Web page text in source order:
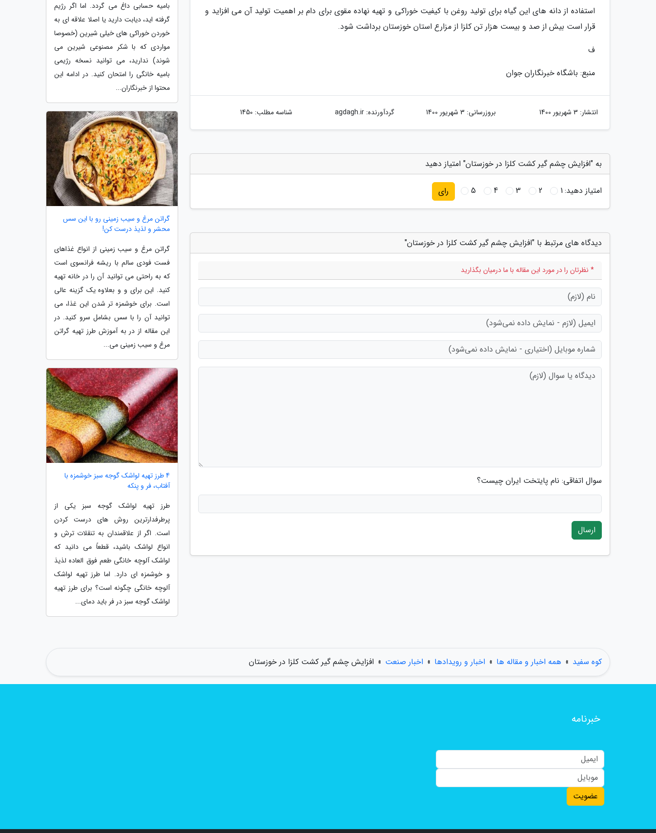
استفاده از دانه های این گیاه برای تولید روغن با کیفیت خوراکی و تهیه نهاده مقوی برای دام بر اهمیت تولید آن می افزاید و
قرار است بیش از صد و بیست هزار تن کلزا از مزارع استان خوزستان برداشت شود.
ف
منبع: باشگاه خبرنگاران جوان
انتشار: 3 شهریور 1400 بروزرسانی: 3 شهریور 1400 گردآورنده:agdagh.ir شناسه مطلب: 1450
به "افزایش چشم گیر کشت کلزا در خوزستان" امتیاز دهید
امتیاز دهید:1
2
3
4
5 رای
دیدگاه های مرتبط با "افزایش چشم گیر کشت کلزا در خوزستان"
* نظرتان را در مورد این مقاله با ما درمیان بگذارید
سوال اتفاقی: نام پایتخت ایران چیست؟
ارسال
بامیه حسابی داغ می گردد. اما اگر رژیم
گرفته اید، دیابت دارید یا اصلا علاقه ای به
خوردن خوراکی های خیلی شیرین (خصوصا
مواردی که با شکر مصنوعی شیرین می
شوند) ندارید، می توانید نسخه رژیمی
بامیه خانگی را امتحان کنید. در ادامه این
محتوا از خبرنگاران...
گراتن مرغ و سیب زمینی رو با این سس
محشر و لذیذ درست کن!
گراتن مرغ و سیب زمینی از انواع غذاهای
فست فودی سالم با ریشه فرانسوی است
که به راحتی می توانید آن را در خانه تهیه
کنید. این برای و و بعلاوه یک گزینه عالی
است. برای خوشمزه تر شدن این غذا، می
توانید آن را با سس بشامل سرو کنید. در
این مقاله از در به آموزش طرز تهیه گراتن
مرغ و سیب زمینی می...
4 طرز تهیه لواشک گوجه سبز خوشمزه با
آفتاب، فر و پنکه
طرز تهیه لواشک گوجه سبز یکی از
پرطرفدارترین روش های درست کردن
است. اگر از علاقمندان به تنقلات ترش و
انواع لواشک باشید، قطعاً می دانید که
لواشک آلوچه خانگی طعم فوق العاده لذیذ
و خوشمزه ای دارد. اما طرز تهیه لواشک
آلوچه خانگی چگونه است؟ برای طرز تهیه
لواشک گوجه سبز در فر باید دمای...
کوه سفید » همه اخبار و مقاله ها » اخبار و رویدادها » اخبار صنعت » افزایش چشم گیر کشت کلزا در خوزستان
خبرنامه
عضویت